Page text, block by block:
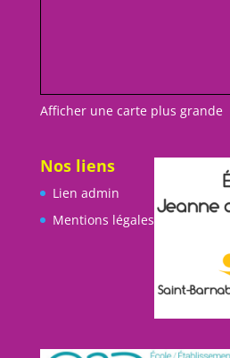
Afficher une carte plus grande
Nos liens
Lien admin
Mentions légales